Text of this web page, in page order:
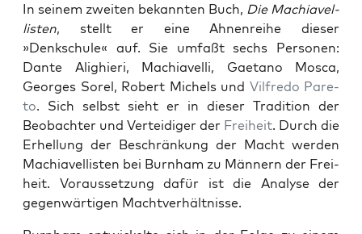
In seinem zweit­en bekan­nten Buch, Die Machi­avel­
lis­ten, stellt er eine Ahnen­rei­he dieser
»Denkschule« auf. Sie umfaßt sechs Per­so­n­en:
Dante Alighieri, Machi­avel­li, Gae­tano Mosca,
Georges Sorel, Robert Michels und Vil­fre­do Pare­
to. Sich selb­st sieht er in dieser Tra­di­tion der
Beobachter und Vertei­di­ger der Frei­heit. Durch die
Erhel­lung der Beschränkung der Macht wer­den
Machi­avel­lis­ten bei Burn­ham zu Män­nern der Frei­
heit. Voraus­set­zung dafür ist die Analyse der
gegen­wär­ti­gen Machtver­hält­nisse.